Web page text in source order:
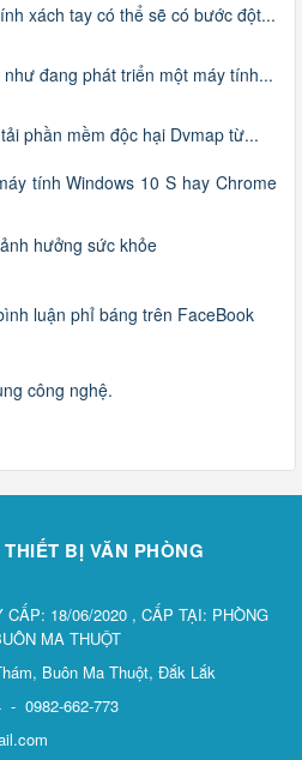
xách tay có thể sẽ có bước đột...
đang phát triển một máy tính...
phần mềm độc hại Dvmap từ...
tính Windows 10 S hay Chrome
hưởng sức khỏe
luận phỉ báng trên FaceBook
công nghệ.
BỊ VĂN PHÒNG
18/06/2020 , CẤP TẠI: PHÒNG
MA THUỘT
Buôn Ma Thuột, Đắk Lắk
- 0982-662-773